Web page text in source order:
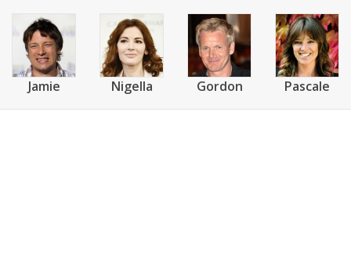
Jamie Nigella Gordon Pascale